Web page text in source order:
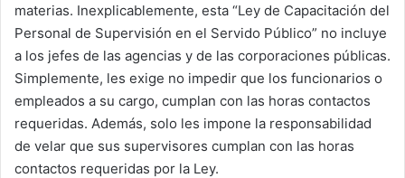
materias. Inexplicablemente, esta “Ley de Capacitación del
Personal de Supervisión en el Servido Público” no incluye
a los jefes de las agencias y de las corporaciones públicas.
Simplemente, les exige no impedir que los funcionarios o
empleados a su cargo, cumplan con las horas contactos
requeridas. Además, solo les impone la responsabilidad
de velar que sus supervisores cumplan con las horas
contactos requeridas por la Ley.